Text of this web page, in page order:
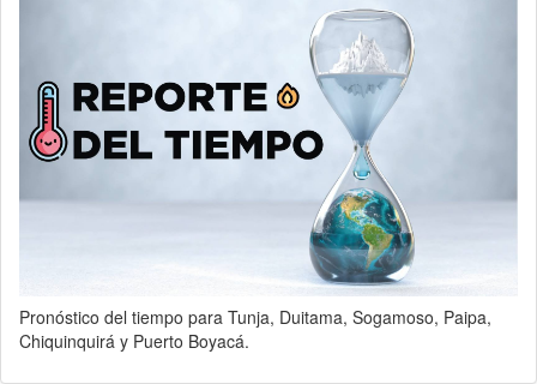
Pronóstico del tiempo para Tunja, Duitama, Sogamoso, Paipa,
Chiquinquirá y Puerto Boyacá.